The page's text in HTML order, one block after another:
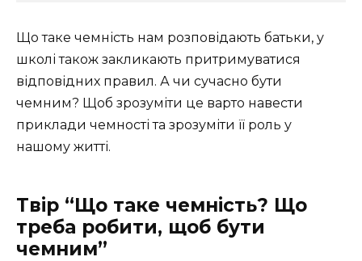
Що таке чемність нам розповідають батьки, у
школі також закликають притримуватися
відповідних правил. А чи сучасно бути
чемним? Щоб зрозуміти це варто навести
приклади чемності та зрозуміти її роль у
нашому житті.
Твір “Що таке чемність? Що
треба робити, щоб бути
чемним”